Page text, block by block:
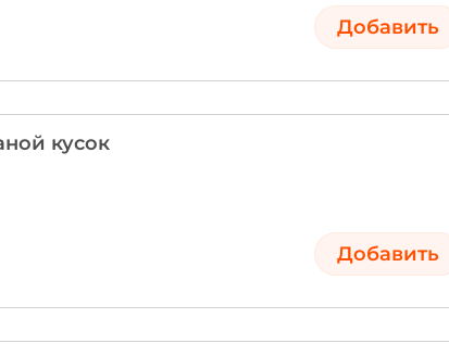
Добавить
кусок
Добавить